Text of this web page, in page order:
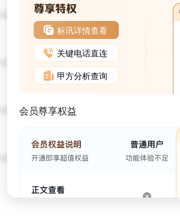
标讯详情查看
关键电话直连
甲方分析查询
会员尊享权益